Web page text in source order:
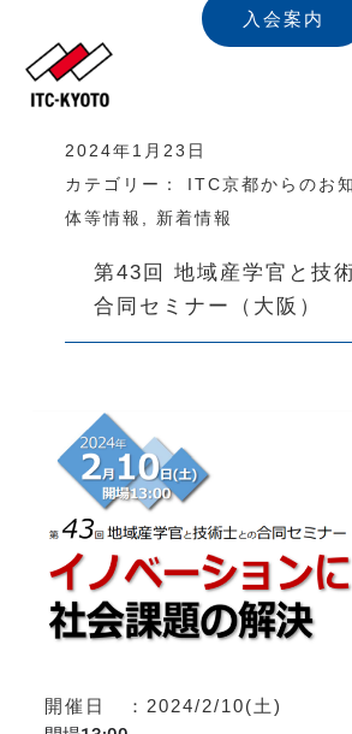
入会案内
2024年1月23日
カテゴリー：
ITC京都からのお
体等情報 , 新着情報
第43回 地域産学官と技
合同セミナー（大阪）
開催日 ：2024/2/10(土)